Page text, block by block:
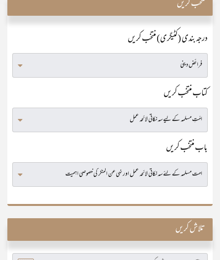
منتخب کریں
درجہ بندی (کٹیگری) منتخب کریں
کتاب منتخب کریں
باب منتخب کریں
تلاش کریں